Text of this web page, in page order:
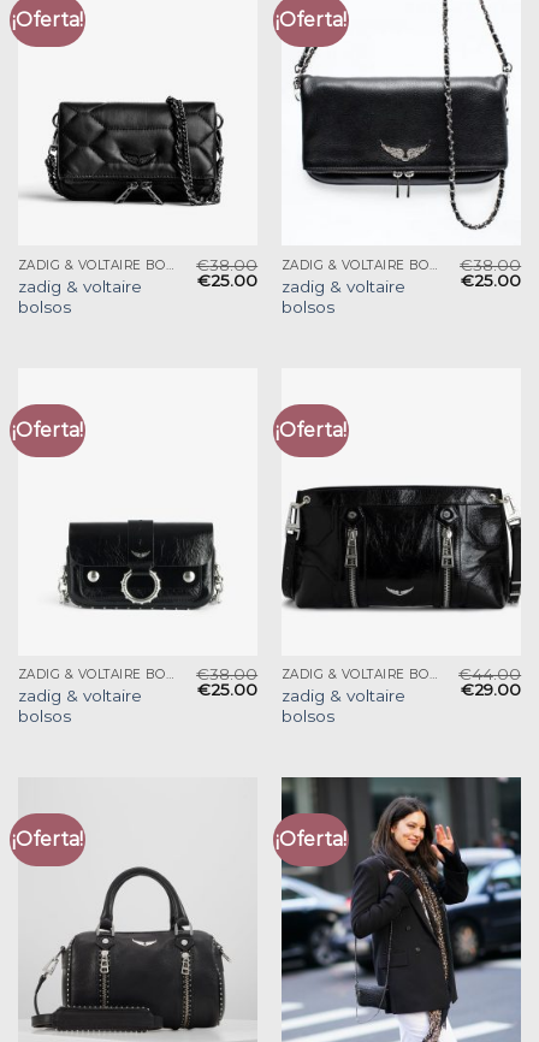
¡Oferta!
ZADIG & VOLTAIRE BOLSOS
zadig & voltaire
bolsos
€38.00
€25.00
¡Oferta!
ZADIG & VOLTAIRE BOLSOS
zadig & voltaire
bolsos
€38.00
€25.00
¡Oferta!
ZADIG & VOLTAIRE BOLSOS
zadig & voltaire
bolsos
€38.00
€25.00
¡Oferta!
ZADIG & VOLTAIRE BOLSOS
zadig & voltaire
bolsos
€44.00
€29.00
¡Oferta! ¡Oferta!